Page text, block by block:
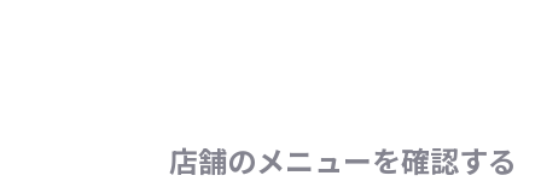
店舗のメニューを確認する